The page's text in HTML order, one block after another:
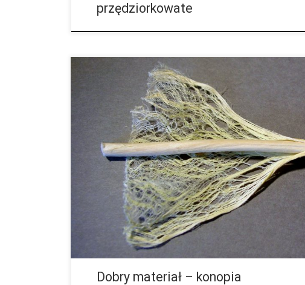
przędziorkowate
Najczęściej używanym włóknem do produkcji odzieży jest
ma bardzo duże pragnienie. Do wyprodukowania jednych
10.000 litrów wody. Ok. 80% z tego potrzebne jest […]
Dobry materiał – konopia